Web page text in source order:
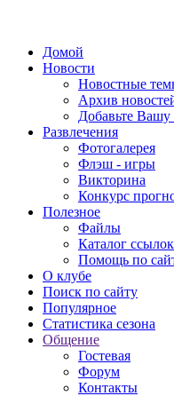
Домой
Новости
Новостные
Архив
Добавьте Вашу
Развлечения
Фотогалерея
Флэш - игры
Викторина
Конкурс
Полезное
Файлы
Каталог ссылок
Помощь по
О клубе
Поиск по сайту
Популярное
Статистика сезона
Общение
Гостевая
Форум
Контакты